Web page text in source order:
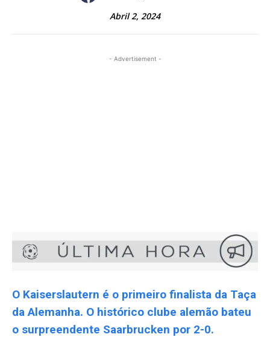
Abril 2, 2024
- Advertisement -
O Kaiserslautern é o primeiro finalista da Taça
da Alemanha. O histórico clube alemão bateu
o surpreendente Saarbrucken por 2-0.